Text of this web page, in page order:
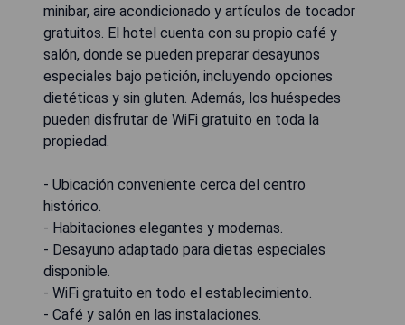
minibar, aire acondicionado y artículos de tocador
gratuitos. El hotel cuenta con su propio café y
salón, donde se pueden preparar desayunos
especiales bajo petición, incluyendo opciones
dietéticas y sin gluten. Además, los huéspedes
pueden disfrutar de WiFi gratuito en toda la
propiedad.
- Ubicación conveniente cerca del centro
histórico.
- Habitaciones elegantes y modernas.
- Desayuno adaptado para dietas especiales
disponible.
- WiFi gratuito en todo el establecimiento.
- Café y salón en las instalaciones.